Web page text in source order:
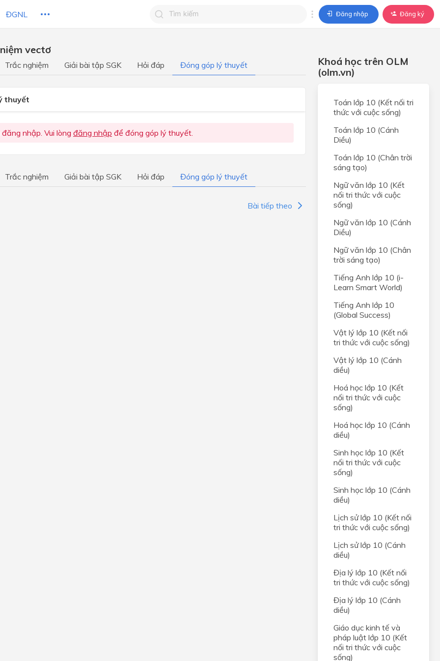
ĐGNL
Tìm kiếm câu trả lời cho câu hỏi của
bạn
Đăng nhập Đăng ký
CHỦ ĐỀ / CHƯƠNG BÀI HỌC
vectơ
Trắc nghiệm Giải bài tập SGK Hỏi đáp Đóng góp lý thuyết
thuyết
nhập. Vui lòng đăng nhập để đóng góp lý thuyết.
Trắc nghiệm Giải bài tập SGK Hỏi đáp Đóng góp lý thuyết
Bài tiếp theo
Khoá học trên OLM
(olm.vn)
Toán lớp 10 (Kết nối tri
thức với cuộc sống)
Toán lớp 10 (Cánh
Diều)
Toán lớp 10 (Chân trời
sáng tạo)
Ngữ văn lớp 10 (Kết
nối tri thức với cuộc
sống)
Ngữ văn lớp 10 (Cánh
Diều)
Ngữ văn lớp 10 (Chân
trời sáng tạo)
Tiếng Anh lớp 10 (i-
Learn Smart World)
Tiếng Anh lớp 10
(Global Success)
Vật lý lớp 10 (Kết nối
tri thức với cuộc sống)
Vật lý lớp 10 (Cánh
diều)
Hoá học lớp 10 (Kết
nối tri thức với cuộc
sống)
Hoá học lớp 10 (Cánh
diều)
Sinh học lớp 10 (Kết
nối tri thức với cuộc
sống)
Sinh học lớp 10 (Cánh
diều)
Lịch sử lớp 10 (Kết nối
tri thức với cuộc sống)
Lịch sử lớp 10 (Cánh
diều)
Địa lý lớp 10 (Kết nối
tri thức với cuộc sống)
Địa lý lớp 10 (Cánh
diều)
Giáo dục kinh tế và
pháp luật lớp 10 (Kết
nối tri thức với cuộc
sống)